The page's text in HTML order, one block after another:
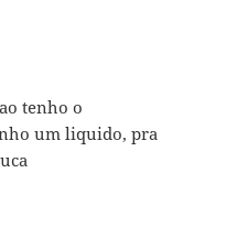
tenho o
um liquido, pra